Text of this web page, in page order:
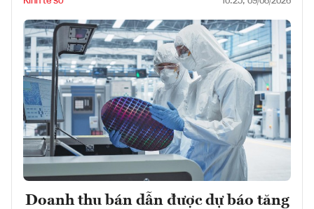
Doanh thu bán dẫn được dự báo tăng